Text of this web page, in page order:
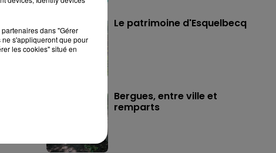
Le patrimoine d'Esquelbecq
Bergues, entre ville et
remparts
dans "Gérer
ne s'appliqueront que pour
les cookies" situé en